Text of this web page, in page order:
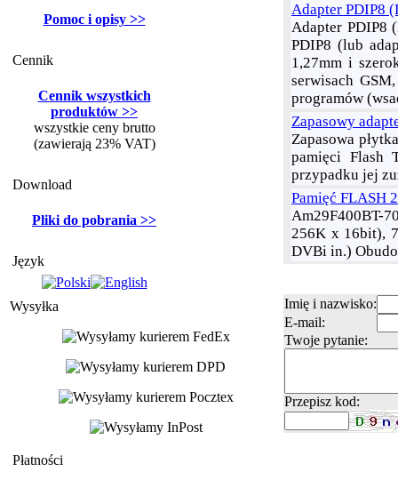
Pomoc i opisy >>
Cennik
Cennik wszystkich
produktów >>
wszystkie ceny brutto
(zawierają 23% VAT)
Download
Pliki do pobrania >>
Język
Wysyłka
Płatności
Adapter PDIP8
Adapter PDIP8
PDIP8 (lub
1,27mm i
serwisach
programów
Zapasowy
Zapasowa
pamięci Flash
przypadku jej
Pamięć FLASH
Am29F400BT-
256K x 16bit),
DVBi in.)
Imię i nazwisko:
E-mail:
Twoje pytanie:
Przepisz kod: